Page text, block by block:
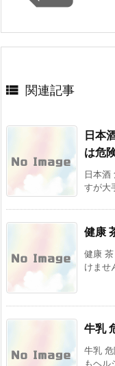
 関連記事
日本
は危
日本酒
すが大
健康
健康
けませ
牛乳
牛乳
もヘル